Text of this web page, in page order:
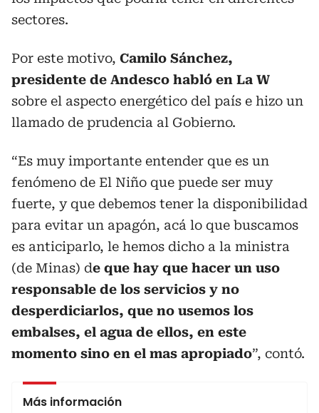
sectores.
Por este motivo, Camilo Sánchez,
presidente de Andesco habló en La W
sobre el aspecto energético del país e hizo un
llamado de prudencia al Gobierno.
“Es muy importante entender que es un
fenómeno de El Niño que puede ser muy
fuerte, y que debemos tener la disponibilidad
para evitar un apagón, acá lo que buscamos
es anticiparlo, le hemos dicho a la ministra
(de Minas) de que hay que hacer un uso
responsable de los servicios y no
desperdiciarlos, que no usemos los
embalses, el agua de ellos, en este
momento sino en el mas apropiado”, contó.
Más información